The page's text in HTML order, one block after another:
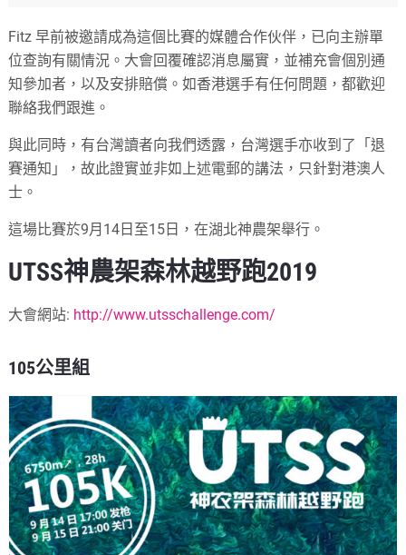
Fitz 早前被邀請成為這個比賽的媒體合作伙伴，已向主辦單
位查詢有關情況。大會回覆確認消息屬實，並補充會個別通
知參加者，以及安排賠償。如香港選手有任何問題，都歡迎
聯絡我們跟進。
與此同時，有台灣讀者向我們透露，台灣選手亦收到了「退
賽通知」，故此證實並非如上述電郵的講法，只針對港澳人
士。
這場比賽於9月14日至15日，在湖北神農架舉行。
UTSS神農架森林越野跑2019
大會網站: http://www.utsschallenge.com/
105公里組